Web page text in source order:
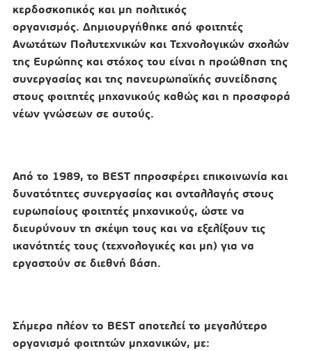
κερδοσκοπικός και μη πολιτικός
οργανισμός. Δημιουργήθηκε από φοιτητές
Ανωτάτων Πολυτεχνικών και Τεχνολογικών σχολών
της Ευρώπης και στόχος του είναι η προώθηση της
συνεργασίας και της πανευρωπαϊκής συνείδησης
στους φοιτητές μηχανικούς καθώς και η προσφορά
νέων γνώσεων σε αυτούς.
Από το 1989, το BEST ππροσφέρει επικοινωνία και
δυνατότητες συνεργασίας και ανταλλαγής στους
ευρωπαίους φοιτητές μηχανικούς, ώστε να
διευρύνουν τη σκέψη τους και να εξελίξουν τις
ικανότητές τους (τεχνολογικές και μη) για να
εργαστούν σε διεθνή βάση.
Σήμερα πλέον το BEST αποτελεί το μεγαλύτερο
οργανισμό φοιτητών μηχανικών, με: